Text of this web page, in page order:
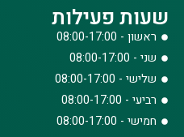
שעות פעילות
ראשון - 08:00-17:00
שני - 08:00-17:00
שלישי - 08:00-17:00
רביעי - 08:00-17:00
חמישי - 08:00-17:00